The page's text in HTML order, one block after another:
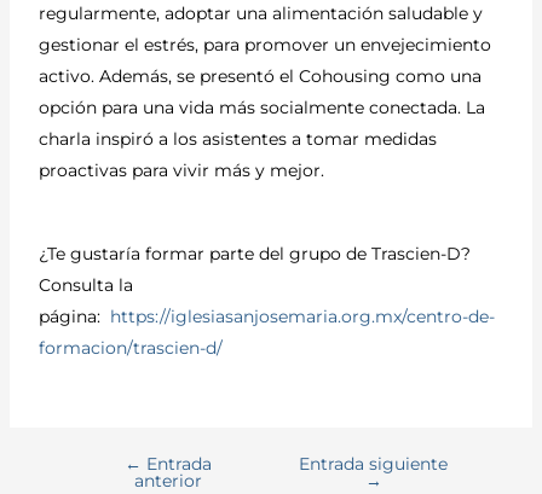
regularmente, adoptar una alimentación saludable y
gestionar el estrés, para promover un envejecimiento
activo. Además, se presentó el Cohousing como una
opción para una vida más socialmente conectada. La
charla inspiró a los asistentes a tomar medidas
proactivas para vivir más y mejor.
¿Te gustaría formar parte del grupo de Trascien-D?
Consulta la
página: https://iglesiasanjosemaria.org.mx/centro-de-
formacion/trascien-d/
← Entrada
anterior
Entrada siguiente
→